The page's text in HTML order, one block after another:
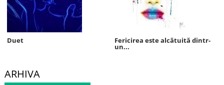
Duet Fericirea este alcătuită dintr-
un...
ARHIVA